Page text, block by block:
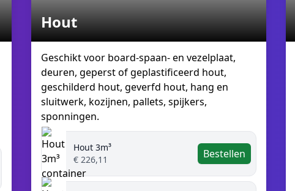
Hout
Geschikt voor board-spaan- en vezelplaat,
deuren, geperst of geplastificeerd hout,
geschilderd hout, geverfd hout, hang en
sluitwerk, kozijnen, pallets, spijkers,
sponningen.
Hout 3m³
€ 226,11
Bestellen